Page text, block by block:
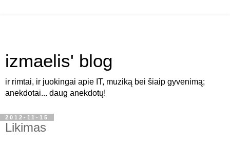
izmaelis' blog
ir rimtai, ir juokingai apie IT, muziką bei šiaip gyvenimą;
anekdotai... daug anekdotų!
2012-11-15
Likimas